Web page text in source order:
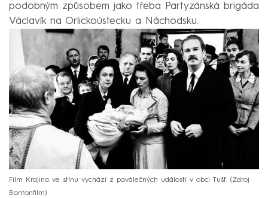
podobným způsobem jako třeba Partyzánská brigáda
Václavík na Orlickoústecku a Náchodsku.
Film Krajina ve stínu vychází z poválečných událostí v obci Tušť.
Zdroj:
Bontonfilm